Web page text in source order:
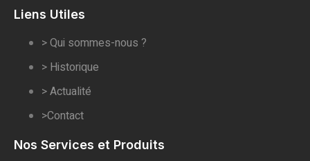
Liens Utiles
> Qui sommes-nous ?
> Historique
> Actualité
>Contact
Nos Services et Produits